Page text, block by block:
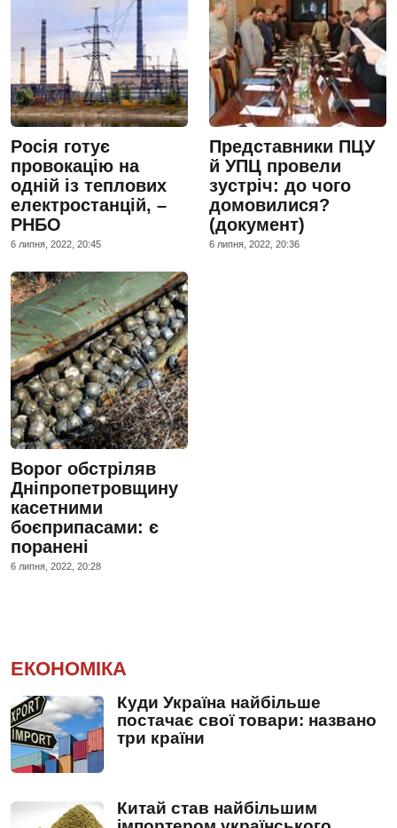
Росія готує
провокацію на
одній із теплових
електростанцій, –
РНБО
6 липня, 2022, 20:45
Представники ПЦУ
й УПЦ провели
зустріч: до чого
домовилися?
(документ)
6 липня, 2022, 20:36
Ворог обстріляв
Дніпропетровщину
касетними
боєприпасами: є
поранені
6 липня, 2022, 20:28
ЕКОНОМІКА
Куди Україна найбільше
постачає свої товари: названо
три країни
Китай став найбільшим